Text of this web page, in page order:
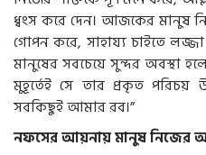
ধ্বংস করে দেন। আজকের মানুষ
গোপন করে, সাহায্য চাইতে
মানুষের সবচেয়ে সুন্দর অবস্থা
মুহূর্তেই সে তার প্রকৃত
সবকিছুই আমার রব।”
নফসের আয়নায় মানুষ নিজের